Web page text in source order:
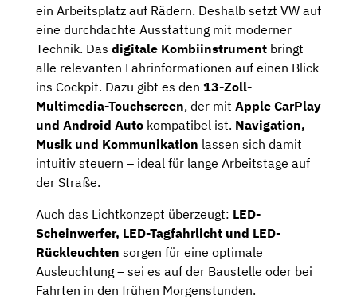
ein Arbeitsplatz auf Rädern. Deshalb setzt VW auf
eine durchdachte Ausstattung mit moderner
Technik. Das digitale Kombiinstrument bringt
alle relevanten Fahrinformationen auf einen Blick
ins Cockpit. Dazu gibt es den 13-Zoll-
Multimedia-Touchscreen, der mit Apple CarPlay
und Android Auto kompatibel ist. Navigation,
Musik und Kommunikation lassen sich damit
intuitiv steuern – ideal für lange Arbeitstage auf
der Straße.
Auch das Lichtkonzept überzeugt: LED-
Scheinwerfer, LED-Tagfahrlicht und LED-
Rückleuchten sorgen für eine optimale
Ausleuchtung – sei es auf der Baustelle oder bei
Fahrten in den frühen Morgenstunden.